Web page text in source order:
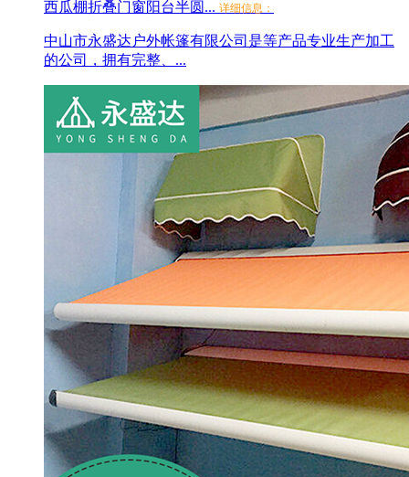
西瓜棚折叠门窗阳台半圆... 详细信息：
中山市永盛达户外帐篷有限公司是等产品专业生产加工
的公司，拥有完整、...